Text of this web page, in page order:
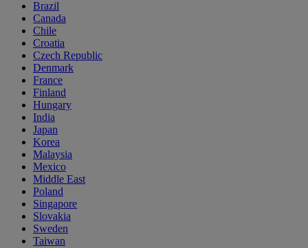
Brazil
Canada
Chile
Croatia
Czech Republic
Denmark
France
Finland
Hungary
India
Japan
Korea
Malaysia
Mexico
Middle East
Poland
Singapore
Slovakia
Sweden
Taiwan